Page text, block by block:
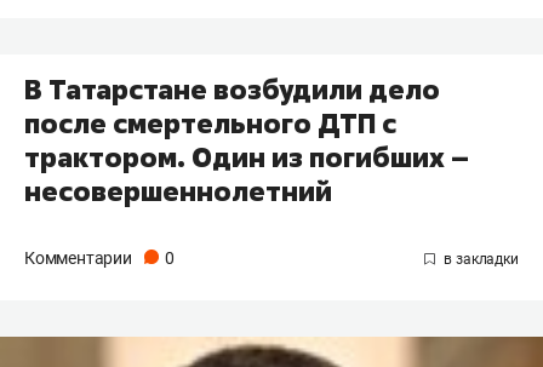
В Татарстане возбудили дело
после смертельного ДТП с
трактором. Один из погибших –
несовершеннолетний
Комментарии 0